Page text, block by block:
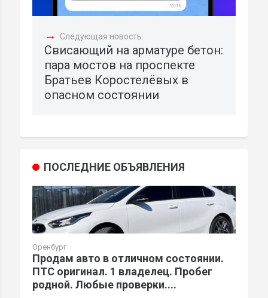
→ Следующая новость:
Свисающий на арматуре бетон:
пара мостов на проспекте
Братьев Коростелёвых в
опасном состоянии
ПОСЛЕДНИЕ ОБЪЯВЛЕНИЯ
Оренбург
Продам авто в отличном состоянии.
ПТС оригинал. 1 владелец. Пробег
родной. Любые проверки....